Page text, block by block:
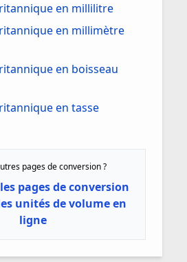
en millilitre
en millimètre
en boisseau
en tasse
pages de conversion ?
pages de conversion
unités de volume en
ligne